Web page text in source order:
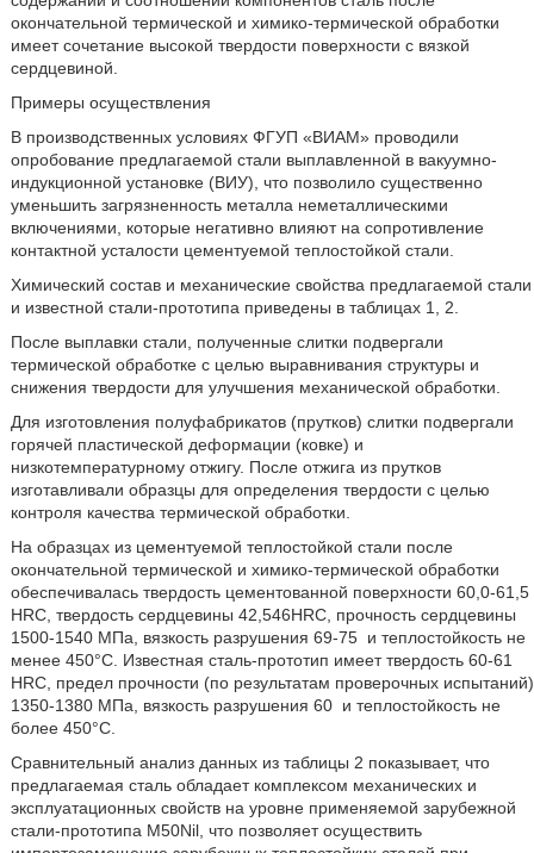
окончательной термической и химико-термической обработки
имеет сочетание высокой твердости поверхности с вязкой
сердцевиной.
Примеры осуществления
В производственных условиях ФГУП «ВИАМ» проводили
опробование предлагаемой стали выплавленной в вакуумно-
индукционной установке (ВИУ), что позволило существенно
уменьшить загрязненность металла неметаллическими
включениями, которые негативно влияют на сопротивление
контактной усталости цементуемой теплостойкой стали.
Химический состав и механические свойства предлагаемой стали
и известной стали-прототипа приведены в таблицах 1, 2.
После выплавки стали, полученные слитки подвергали
термической обработке с целью выравнивания структуры и
снижения твердости для улучшения механической обработки.
Для изготовления полуфабрикатов (прутков) слитки подвергали
горячей пластической деформации (ковке) и
низкотемпературному отжигу. После отжига из прутков
изготавливали образцы для определения твердости с целью
контроля качества термической обработки.
На образцах из цементуемой теплостойкой стали после
окончательной термической и химико-термической обработки
обеспечивалась твердость цементованной поверхности 60,0-61,5
HRC, твердость сердцевины 42,546HRC, прочность сердцевины
1500-1540 МПа, вязкость разрушения 69-75 и теплостойкость не
менее 450°С. Известная сталь-прототип имеет твердость 60-61
HRC, предел прочности (по результатам проверочных испытаний)
1350-1380 МПа, вязкость разрушения 60 и теплостойкость не
более 450°С.
Сравнительный анализ данных из таблицы 2 показывает, что
предлагаемая сталь обладает комплексом механических и
эксплуатационных свойств на уровне применяемой зарубежной
стали-прототипа M50Nil, что позволяет осуществить